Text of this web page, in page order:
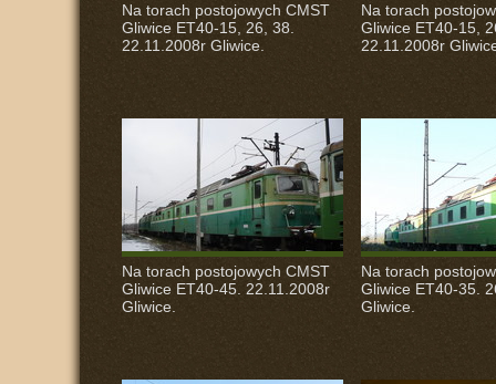
Na torach postojowych CMST
Gliwice ET40-15, 26, 38.
22.11.2008r Gliwice.
Na torach
Gliwice ET40-15,
22.11.2008r
Na torach postojowych CMST
Gliwice ET40-45. 22.11.2008r
Gliwice.
Na torach
Gliwice ET40-35.
Gliwice.